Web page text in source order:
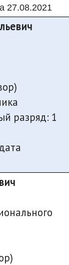
27.08.2021
разряд: 1